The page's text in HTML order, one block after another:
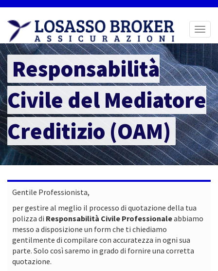
Responsabilità
Civile del Mediatore
Creditizio (OAM)
Gentile Professionista,
per gestire al meglio il processo di quotazione della tua
polizza di Responsabilità Civile Professionaleabbiamo
messo a disposizione un form che ti chiediamo
gentilmente di compilare con accuratezza in ogni sua
parte. Solo così saremo in grado di fornire una corretta
quotazione.